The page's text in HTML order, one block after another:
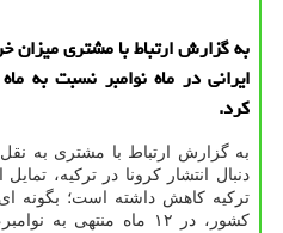
به گزارش ارتباط با مشتری میزان
کرد.
به گزارش ارتباط با مشتری به نقل
دنبال انتشار کرونا در ترکیه،
ترکیه کاهش داشته است؛ بگونه
کشور، در ۱۲ ماه منتهی